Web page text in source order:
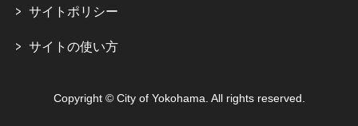
サイトポリシー
サイトの使い方
Copyright © City of Yokohama. All rights reserved.